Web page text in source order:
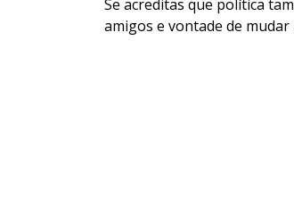
Se acreditas que política
amigos e vontade de